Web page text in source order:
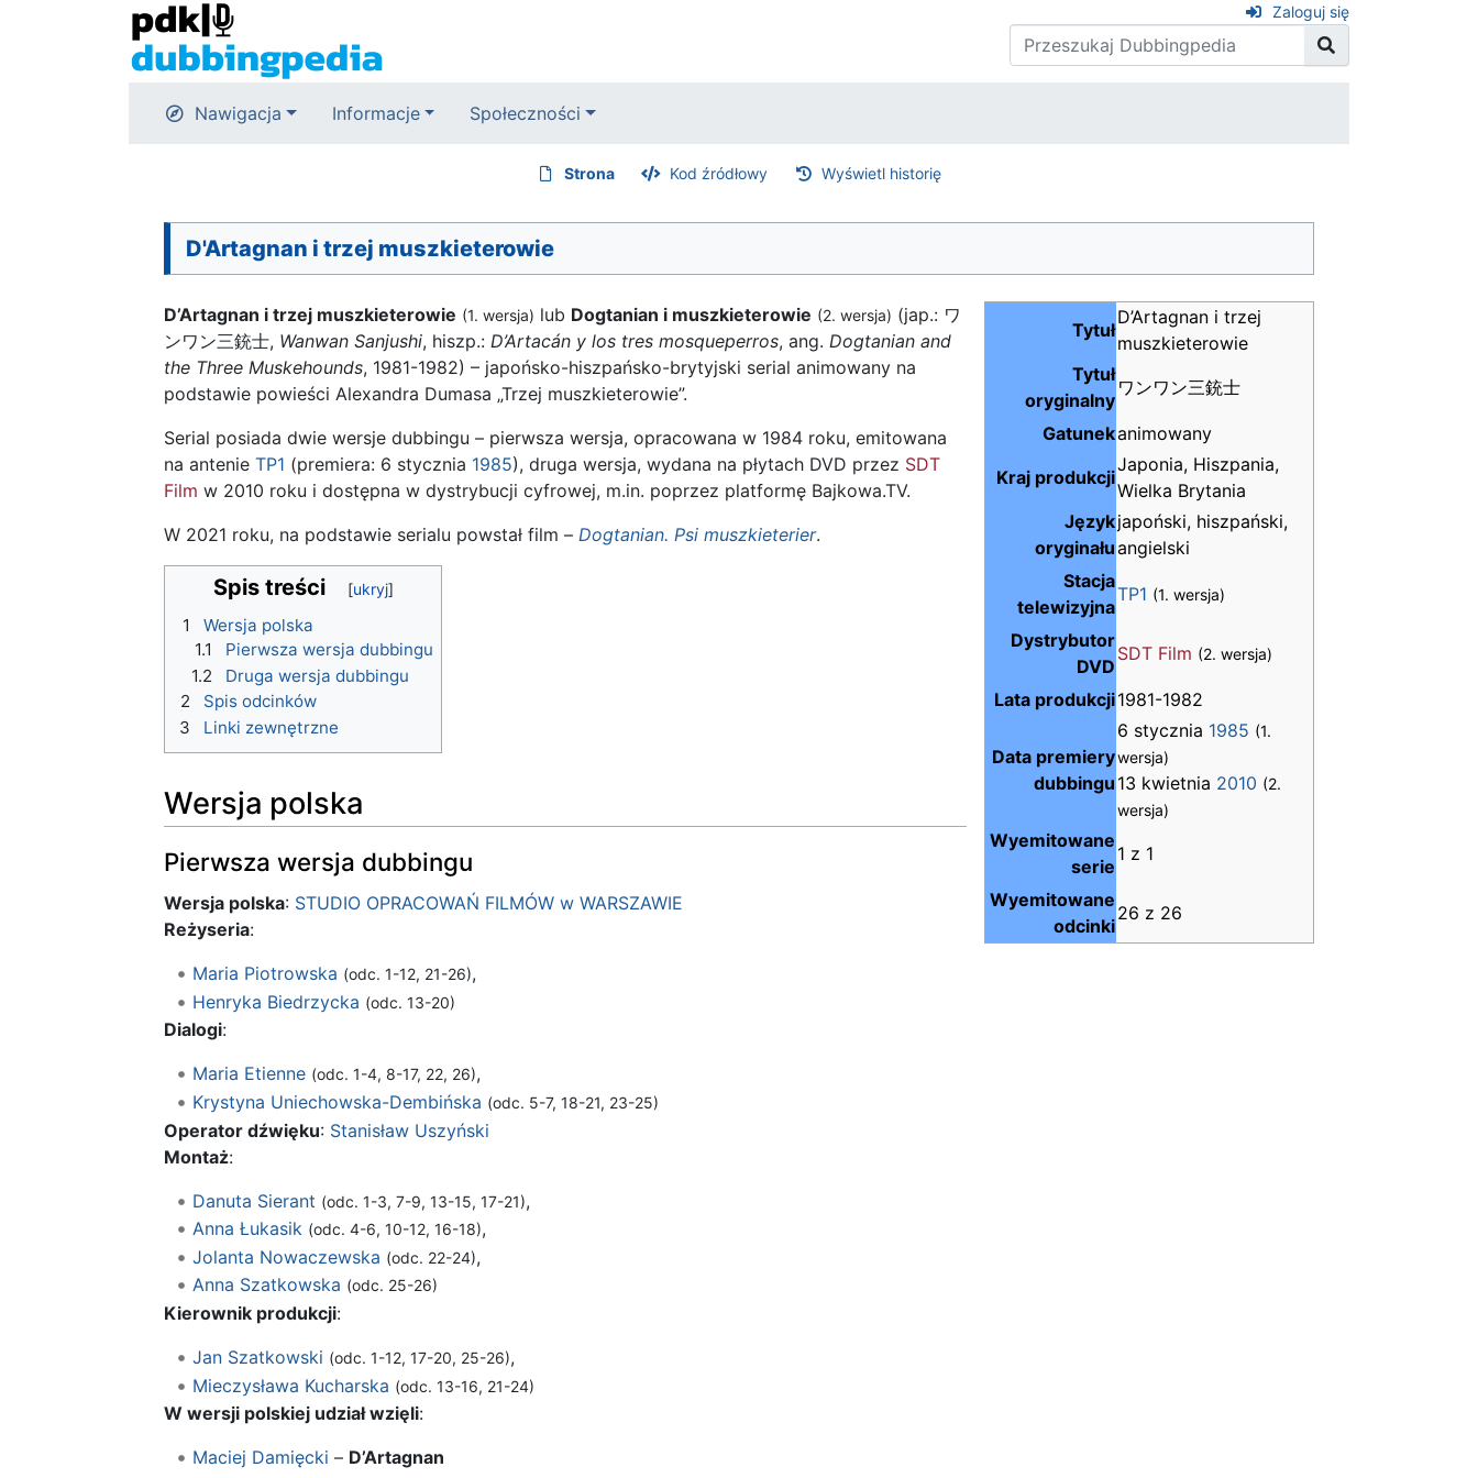
Zaloguj się
Nawigacja Informacje Społeczności
Strona Kod źródłowy Wyświetl historię
D'Artagnan i trzej muszkieterowie
Tytuł
D’Artagnan i trzej
muszkieterowie
Tytuł
oryginalny
ワンワン三銃士
Gatunekanimowany
Kraj produkcji
Japonia, Hiszpania,
Wielka Brytania
Język
oryginału
japoński, hiszpański,
angielski
Stacja
telewizyjna
TP1 (1. wersja)
Dystrybutor
DVD
SDT Film (2. wersja)
Lata produkcji1981-1982
Data premiery
dubbingu
6 stycznia 1985 (1.
wersja)
13 kwietnia 2010 (2.
wersja)
Wyemitowane
serie
1 z 1
Wyemitowane
odcinki
26 z 26
D’Artagnan i trzej muszkieterowie (1. wersja) lub Dogtanian i muszkieterowie (2. wersja) (jap.: ワ
ンワン三銃士, Wanwan Sanjushi, hiszp.: D’Artacán y los tres mosqueperros, ang. Dogtanian and
the Three Muskehounds, 1981-1982) – japońsko-hiszpańsko-brytyjski serial animowany na
podstawie powieści Alexandra Dumasa „Trzej muszkieterowie”.
Serial posiada dwie wersje dubbingu – pierwsza wersja, opracowana w 1984 roku, emitowana
na antenie TP1 (premiera: 6 stycznia 1985), druga wersja, wydana na płytach DVD przez SDT
Film w 2010 roku i dostępna w dystrybucji cyfrowej, m.in. poprzez platformę Bajkowa.TV.
W 2021 roku, na podstawie serialu powstał film – Dogtanian. Psi muszkieterier.
Spis treści
1
Wersja polska
1.1
Pierwsza wersja dubbingu
1.2
Druga wersja dubbingu
2
Spis odcinków
3
Linki zewnętrzne
Wersja polska
Pierwsza wersja dubbingu
Wersja polska: STUDIO OPRACOWAŃ FILMÓW w WARSZAWIE
Reżyseria:
Maria Piotrowska (odc. 1-12, 21-26),
Henryka Biedrzycka (odc. 13-20)
Dialogi:
Maria Etienne (odc. 1-4, 8-17, 22, 26),
Krystyna Uniechowska-Dembińska (odc. 5-7, 18-21, 23-25)
Operator dźwięku: Stanisław Uszyński
Montaż:
Danuta Sierant (odc. 1-3, 7-9, 13-15, 17-21),
Anna Łukasik (odc. 4-6, 10-12, 16-18),
Jolanta Nowaczewska (odc. 22-24),
Anna Szatkowska (odc. 25-26)
Kierownik produkcji:
Jan Szatkowski (odc. 1-12, 17-20, 25-26),
Mieczysława Kucharska (odc. 13-16, 21-24)
W wersji polskiej udział wzięli:
Maciej Damięcki – D’Artagnan